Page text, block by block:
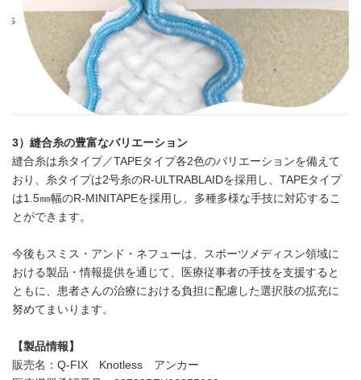
3）縫合糸の豊富なバリエーション
縫合糸は糸タイプ／TAPEタイプ各2色のバリエーションを備えて
おり、糸タイプは2号糸のR-ULTRABLAIDを採用し、TAPEタイプ
は1.5㎜幅のR-MINITAPEを採用し、多種多様な手技に対応するこ
とができます。
今後もスミス・アンド・ネフューは、スポーツメディスン領域に
おける製品・情報提供を通じて、医療従事者の手技を支援すると
ともに、患者さんの治療における負担に配慮した選択肢の拡充に
努めてまいります。
【製品情報】
販売名：Q-FIX Knotless アンカー